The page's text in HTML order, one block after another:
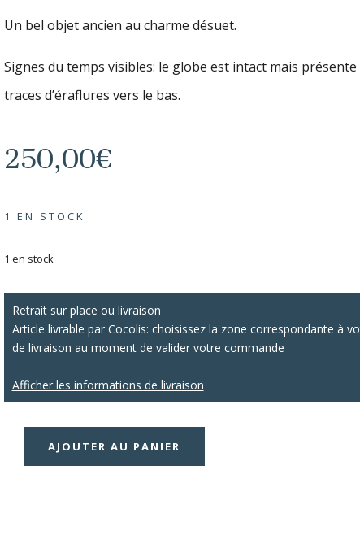
Un bel objet ancien au charme désuet.
Signes du temps visibles: le globe est intact mais présente
traces d’éraflures vers le bas.
250,00€
1 EN STOCK
1 en stock
Retrait sur place ou livraison
Article livrable par Cocolis: choisissez la zone correspondante à
de livraison au moment de valider votre commande
Afficher les informations de livraison
quantitéAJOUTER AU PANIER